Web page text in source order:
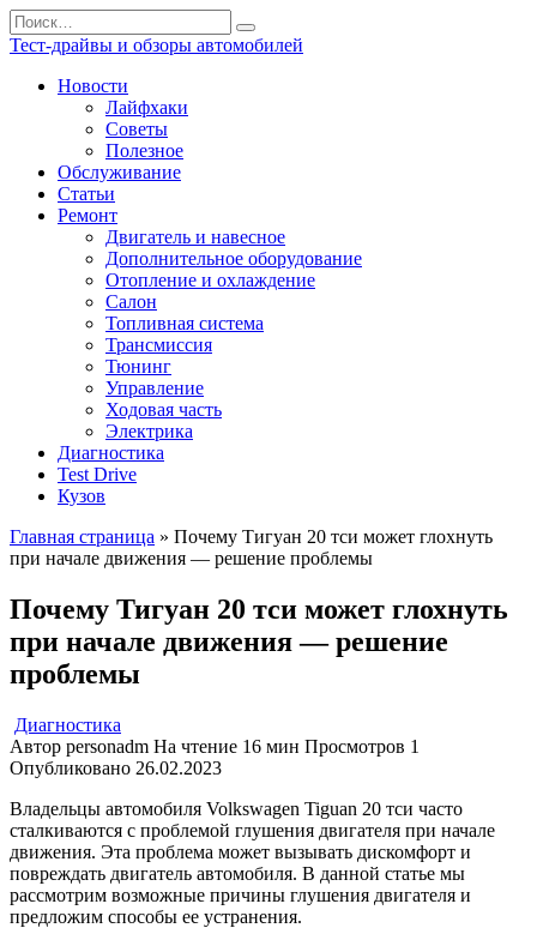
Перейти
к
содержанию
Search
for:
Тест-драйвы и обзоры автомобилей
Новости
Лайфхаки
Советы
Полезное
Обслуживание
Статьи
Ремонт
Двигатель и навесное
Дополнительное оборудование
Отопление и охлаждение
Салон
Топливная система
Трансмиссия
Тюнинг
Управление
Ходовая часть
Электрика
Диагностика
Test Drive
Кузов
Главная страница » Почему Тигуан 20 тси может глохнуть
при начале движения — решение проблемы
Почему Тигуан 20 тси может глохнуть
при начале движения — решение
проблемы
Диагностика
Автор personadm На чтение 16 мин Просмотров 1
Опубликовано 26.02.2023
Владельцы автомобиля Volkswagen Tiguan 20 тси часто
сталкиваются с проблемой глушения двигателя при начале
движения. Эта проблема может вызывать дискомфорт и
повреждать двигатель автомобиля. В данной статье мы
рассмотрим возможные причины глушения двигателя и
предложим способы ее устранения.